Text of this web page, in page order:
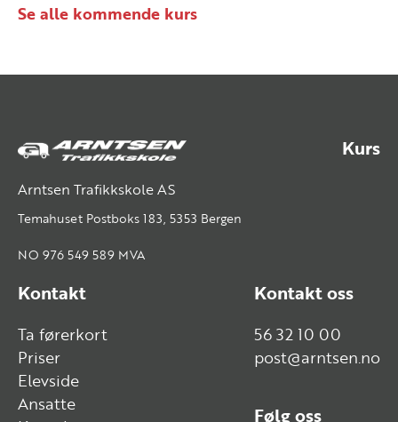
Se alle kommende kurs
Arntsen Trafikkskole AS
Temahuset Postboks 183, 5353 Bergen
NO 976 549 589 MVA
Kurs
Kontakt
Ta førerkort
Priser
Elevside
Ansatte
Kontakt oss
56 32 10 00
post@arntsen.no
Følg oss